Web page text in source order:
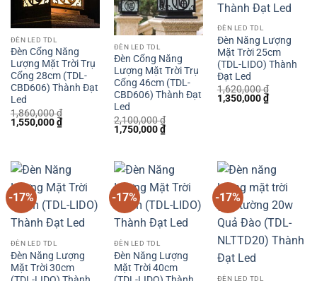
ĐÈN LED TDL
Đèn Cổng Năng
Lượng Mặt Trời Trụ
Cổng 28cm (TDL-
CBD606) Thành Đạt
Led
1,860,000₫
Giá
gốc
1,550,000₫Giá
hiện
ĐÈN LED TDL
Đèn Cổng Năng
Lượng Mặt Trời Trụ
Cổng 46cm (TDL-
CBD606) Thành Đạt
Led
2,100,000₫
Giá
gốc
1,750,000₫Giá
hiện
1,750,000 ₫.
ĐÈN LED TDL
Đèn Năng Lượng
Mặt Trời 25cm
(TDL-LIDO) Thành
Đạt Led
1,620,000₫
Giá
gốc
1,350,000₫Giá
hiện
-17%
ĐÈN LED TDL
Đèn Năng Lượng
Mặt Trời 30cm
-17%
ĐÈN LED TDL
Đèn Năng Lượng
Mặt Trời 40cm
-17%
ĐÈN LED TDL